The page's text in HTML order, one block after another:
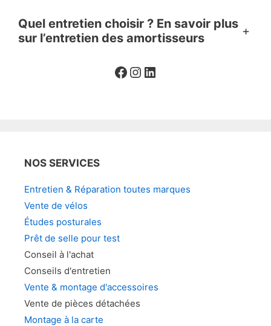
Quel entretien choisir ? En savoir plus
sur l’entretien des amortisseurs
+
Facebook
Instagram
LinkedIn
NOS SERVICES
Entretien & Réparation toutes marques
Vente de vélos
Études posturales
Prêt de selle pour test
Conseil à l'achat
Conseils d'entretien
Vente & montage d'accessoires
Vente de pièces détachées
Montage à la carte